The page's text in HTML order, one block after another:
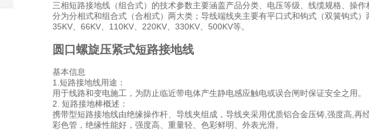
三相短路接地线（组合式）的技术参数主要涵盖产品分类、电压等级、线缆规格、操
分为分相式和组合式（合相式）两大类；导线端线夹主要有平口式和钩式（双簧钩式
35KV、66KV、110KV、220KV、330KV、500KV等。
圆口螺旋压紧式短路接地线
基本信息
1.短路接地线用途：
用于线路和变电施工，为防止临近带电体产生静电感应触电或误合闸时保证安全之用。
2. 短路接地棒概述：
携带型短路接地线由绝缘操作杆、导线夹组成，导线夹采用优质铝合金压铸,强度高,
彩色管，绝缘性能好，强度高、重量轻、色彩鲜明、外表光滑。